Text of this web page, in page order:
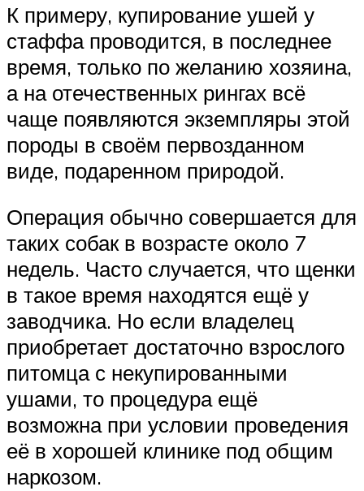
К примеру, купирование ушей у
стаффа проводится, в последнее
время, только по желанию хозяина,
а на отечественных рингах всё
чаще появляются экземпляры этой
породы в своём первозданном
виде, подаренном природой.
Операция обычно совершается для
таких собак в возрасте около 7
недель. Часто случается, что щенки
в такое время находятся ещё у
заводчика. Но если владелец
приобретает достаточно взрослого
питомца с некупированными
ушами, то процедура ещё
возможна при условии проведения
её в хорошей клинике под общим
наркозом.